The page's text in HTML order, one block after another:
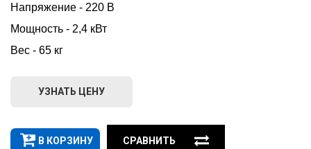
Напряжение - 220 В
Мощность - 2,4 кВт
Вес - 65 кг
УЗНАТЬ ЦЕНУ
В КОРЗИНУ СРАВНИТЬ